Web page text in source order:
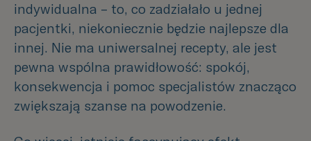
indywidualna – to, co zadziałało u jednej
pacjentki, niekoniecznie będzie najlepsze dla
innej. Nie ma uniwersalnej recepty, ale jest
pewna wspólna prawidłowość: spokój,
konsekwencja i pomoc specjalistów znacząco
zwiększają szanse na powodzenie.